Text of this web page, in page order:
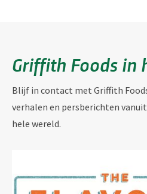
Griffith Foods in
Blijf in contact met Griffith
verhalen en persberichten
hele wereld.